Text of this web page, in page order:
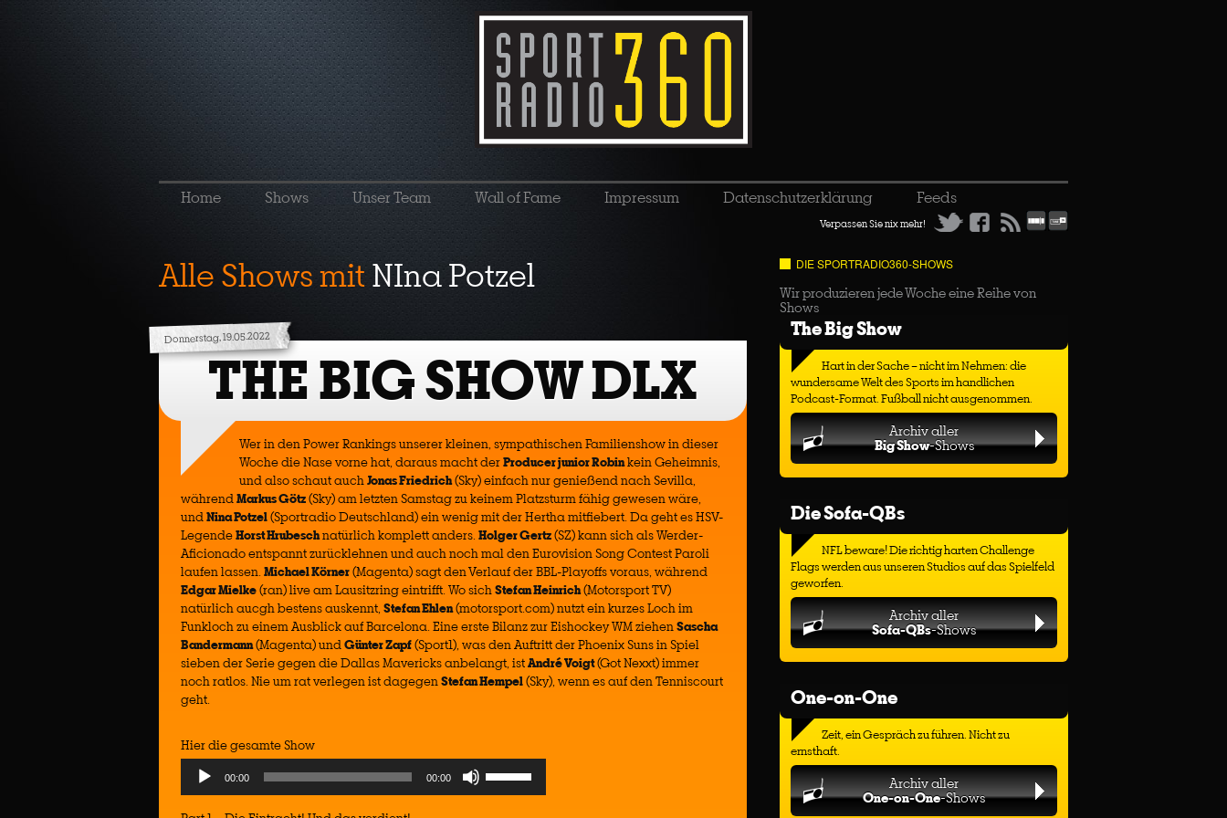
Home Shows Unser Team Wall of Fame Impressum Datenschutzerklärung Feeds
Verpassen Sie nix mehr!
Alle Shows mitNIna Potzel
Donnerstag, 19.05.2022
THE BIG SHOW DLX
Wer in den Power Rankings unserer kleinen, sympathischen Familienshow in dieser
Woche die Nase vorne hat, daraus macht derProducer junior Robinkein Geheimnis,
und also schaut auchJonas Friedrich(Sky) einfach nur genießend nach Sevilla,
währendMarkus Götz(Sky) am letzten Samstag zu keinem Platzsturm fähig gewesen wäre,
undNina Potzel(Sportradio Deutschland) ein wenig mit der Hertha mitfiebert. Da geht es HSV-
LegendeHorst Hrubeschnatürlich komplett anders.Holger Gertz(SZ) kann sich als Werder-
Aficionado entspannt zurücklehnen und auch noch mal den Eurovision Song Contest Paroli
laufen lassen.Michael Körner(Magenta) sagt den Verlauf der BBL-Playoffs voraus, während
Edgar Mielke(ran) live am Lausitzring eintrifft. Wo sichStefan Heinrich(Motorsport TV)
natürlich aucgh bestens auskennt, Stefan Ehlen(motorsport.com) nutzt ein kurzes Loch im
Funkloch zu einem Ausblick auf Barcelona. Eine erste Bilanz zur Eishockey WM ziehenSascha
Bandermann(Magenta) undGünter Zapf(Sport1), was den Auftritt der Phoenix Suns in Spiel
sieben der Serie gegen die Dallas Mavericks anbelangt, istAndré Voigt(Got Nexxt) immer
noch ratlos. Nie um rat verlegen ist dagegenStefan Hempel(Sky), wenn es auf den Tenniscourt
geht.
Hier die gesamte Show
Audio
Player
00:00 00:00
DIE SPORTRADIO360-SHOWS
Wir produzieren jede Woche eine Reihe von
Shows
The Big Show
Hart in der Sache – nicht im Nehmen: die
wundersame Welt des Sports im handlichen
Podcast-Format. Fußball nicht ausgenommen.
Archiv aller
Big Show-Shows
Die Sofa-QBs
NFL beware! Die richtig harten Challenge
Flags werden aus unseren Studios auf das Spielfeld
geworfen.
Archiv aller
Sofa-QBs-Shows
One-on-One
Zeit, ein Gespräch zu führen. Nicht zu
ernsthaft.
Archiv aller
One-on-One-Shows